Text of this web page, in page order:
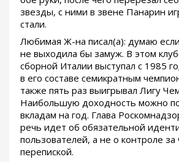
звезды, с ними в звене Панарин
стали.
Любимая Ж-на писал(а): думаю
не выходила бы замуж. В этом
сборной Италии выступал с 1985
в его составе семикратным
также пять раз выигрывал Лигу
Наибольшую доходность можно
вкладам на год. Глава
речь идет об обязательной
пользователей, а не о контроле за
перепиской.